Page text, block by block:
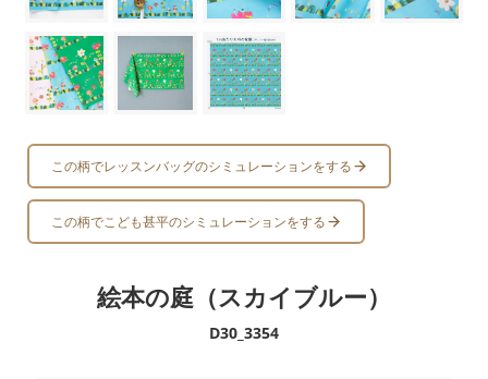
この柄でレッスンバッグのシミュレーションをする
この柄でこども甚平のシミュレーションをする
絵本の庭（スカイブルー）
D30_3354